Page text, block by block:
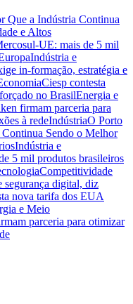
Que a Indústria Continua
e Altos
UE: mais de 5 mil
Indústria e
in-formação, estratégia e
Ciesp contesta
no BrasilEnergia e
firmam parceria para
à redeIndústriaO Porto
Sendo o Melhor
Indústria e
5 mil produtos brasileiros
Competitividade
segurança digital, diz
nova tarifa dos EUA
e Meio
parceria para otimizar